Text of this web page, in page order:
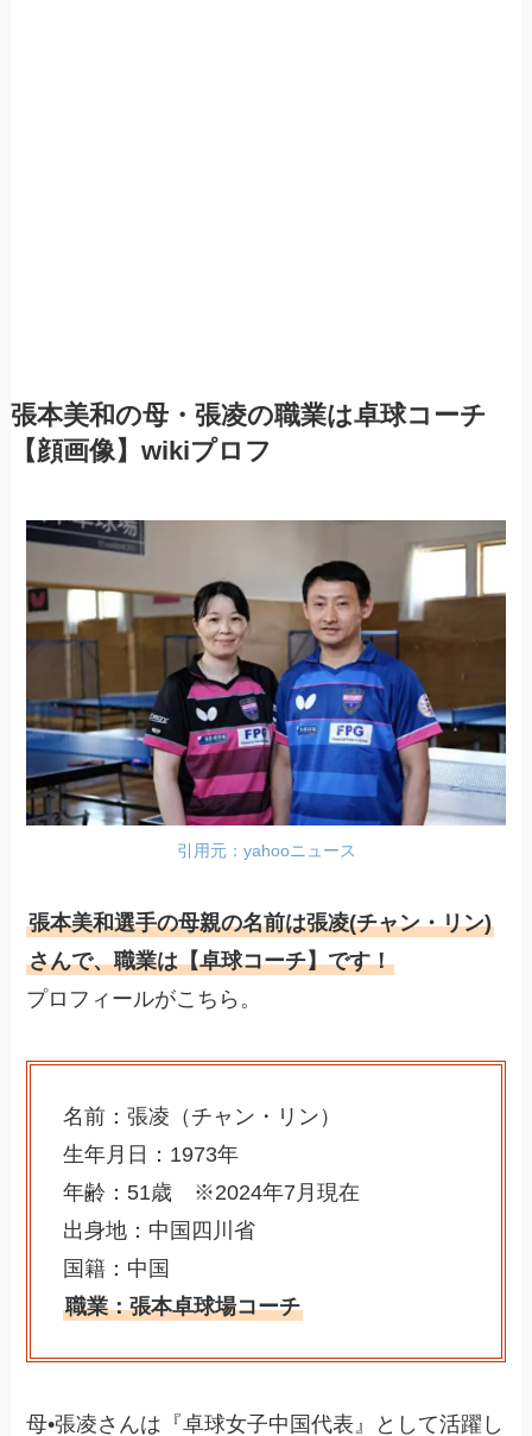
張本美和の母・張凌の職業は卓球コーチ
【顔画像】wikiプロフ
引用元：yahooニュース
張本美和選手の母親の名前は張凌(チャン・リン)
さんで、職業は【卓球コーチ】です！
プロフィールがこちら。
名前：張凌（チャン・リン）
生年月日：1973年
年齢：51歳 ※2024年7月現在
出身地：中国四川省
国籍：中国
職業：張本卓球場コーチ
母•張凌さんは『卓球女子中国代表』として活躍し